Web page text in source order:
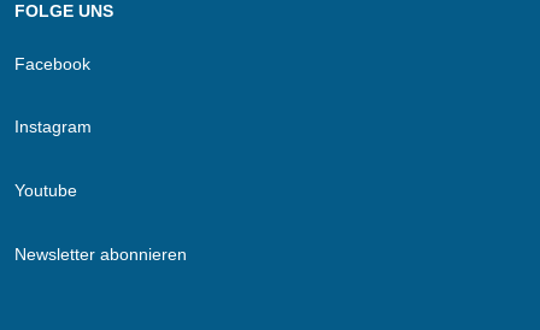
FOLGE UNS
Facebook
Instagram
Youtube
Newsletter abonnieren